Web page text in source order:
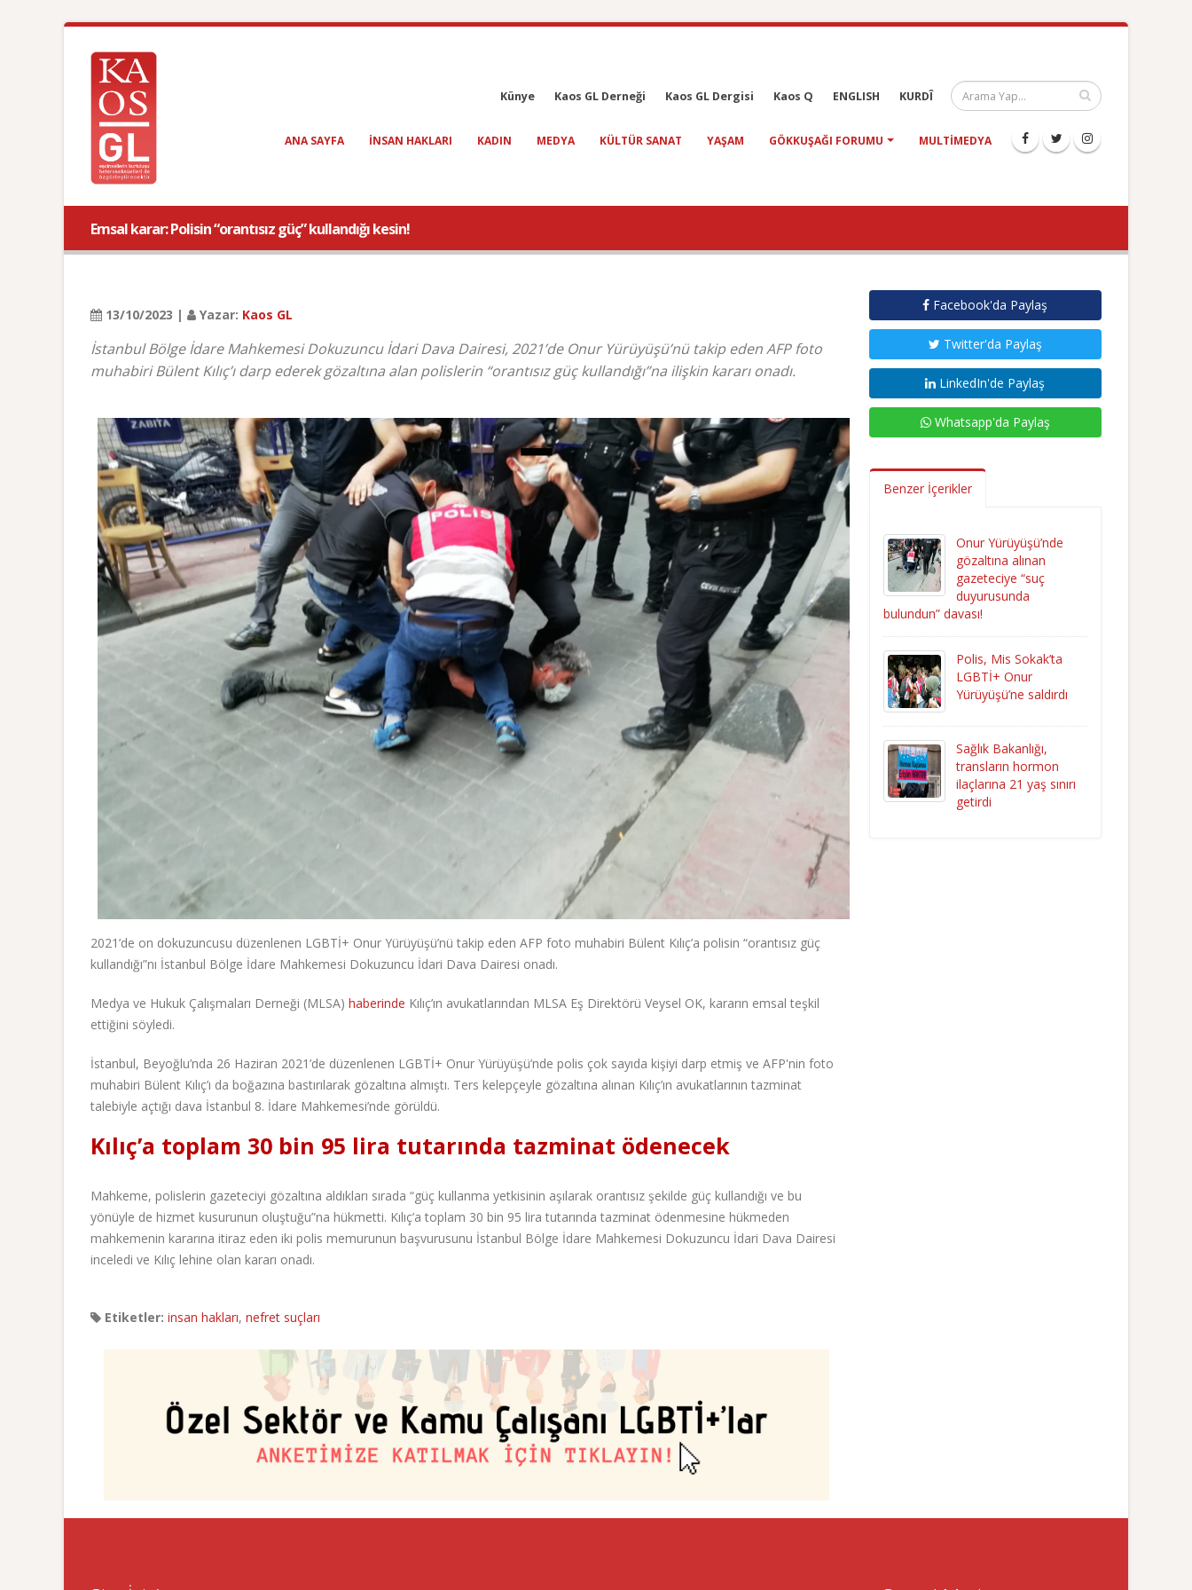
Künye Kaos GL Derneği Kaos GL Dergisi Kaos Q ENGLISH KURDÎ
ANA SAYFA INSAN HAKLARI KADIN MEDYA KÜLTÜR SANAT YAŞAM GÖKKUŞAĞI FORUMU MULTIMEDYA
Emsal karar: Polisin “orantısız güç” kullandığı kesin!
13/10/2023 | Yazar: Kaos GL
İstanbul Bölge İdare Mahkemesi Dokuzuncu İdari Dava Dairesi, 2021’de Onur Yürüyüşü’nü takip eden AFP foto
muhabiri Bülent Kılıç’ı darp ederek gözaltına alan polislerin “orantısız güç kullandığı”na ilişkin kararı onadı.
2021’de on dokuzuncusu düzenlenen LGBTİ+ Onur Yürüyüşü’nü takip eden AFP foto muhabiri Bülent Kılıç’a polisin “orantısız güç
kullandığı”nı İstanbul Bölge İdare Mahkemesi Dokuzuncu İdari Dava Dairesi onadı.
Medya ve Hukuk Çalışmaları Derneği (MLSA) haberinde Kılıç’ın avukatlarından MLSA Eş Direktörü Veysel OK, kararın emsal teşkil
ettiğini söyledi.
İstanbul, Beyoğlu’nda 26 Haziran 2021’de düzenlenen LGBTİ+ Onur Yürüyüşü’nde polis çok sayıda kişiyi darp etmiş ve AFP'nin foto
muhabiri Bülent Kılıç’ı da boğazına bastırılarak gözaltına almıştı. Ters kelepçeyle gözaltına alınan Kılıç’ın avukatlarının tazminat
talebiyle açtığı dava İstanbul 8. İdare Mahkemesi’nde görüldü.
Kılıç’a toplam 30 bin 95 lira tutarında tazminat ödenecek
Mahkeme, polislerin gazeteciyi gözaltına aldıkları sırada “güç kullanma yetkisinin aşılarak orantısız şekilde güç kullandığı ve bu
yönüyle de hizmet kusurunun oluştuğu”na hükmetti. Kılıç’a toplam 30 bin 95 lira tutarında tazminat ödenmesine hükmeden
mahkemenin kararına itiraz eden iki polis memurunun başvurusunu İstanbul Bölge İdare Mahkemesi Dokuzuncu İdari Dava Dairesi
inceledi ve Kılıç lehine olan kararı onadı.
Etiketler: insan hakları, nefret suçları
Facebook'da Paylaş
Twitter'da Paylaş
LinkedIn'de Paylaş
Whatsapp'da Paylaş
Benzer İçerikler
Onur Yürüyüşü’nde
gözaltına alınan
gazeteciye “suç
duyurusunda
bulundun” davası!
Polis, Mis Sokak’ta
LGBTİ+ Onur
Yürüyüşü’ne saldırdı
Sağlık Bakanlığı,
transların hormon
ilaçlarına 21 yaş sınırı
getirdi